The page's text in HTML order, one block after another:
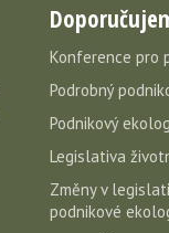
Konference pro
Podrobný
Podnikový
Legislativa
Změny v
podnikové